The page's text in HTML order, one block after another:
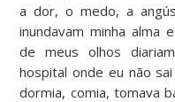
a dor, o medo, a
inundavam minha alma
de meus olhos
hospital onde eu não
dormia, comia, tomava